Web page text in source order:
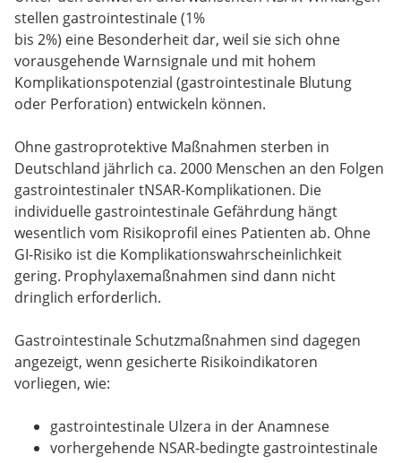
stellen gastrointestinale (1%
bis 2%) eine Besonderheit dar, weil sie sich ohne
vorausgehende Warnsignale und mit hohem
Komplikationspotenzial (gastrointestinale Blutung
oder Perforation) entwickeln können.
Ohne gastroprotektive Maßnahmen sterben in
Deutschland jährlich ca. 2000 Menschen an den Folgen
gastrointestinaler tNSAR-Komplikationen. Die
individuelle gastrointestinale Gefährdung hängt
wesentlich vom Risikoprofil eines Patienten ab. Ohne
GI-Risiko ist die Komplikationswahrscheinlichkeit
gering. Prophylaxemaßnahmen sind dann nicht
dringlich erforderlich.
Gastrointestinale Schutzmaßnahmen sind dagegen
angezeigt, wenn gesicherte Risikoindikatoren
vorliegen, wie:
gastrointestinale Ulzera in der Anamnese
vorhergehende NSAR-bedingte gastrointestinale